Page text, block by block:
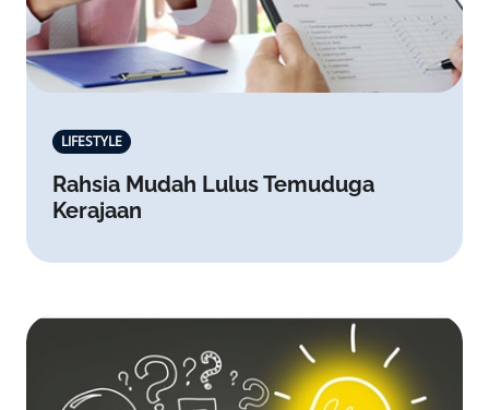
LIFESTYLE
Rahsia Mudah Lulus Temuduga
Kerajaan